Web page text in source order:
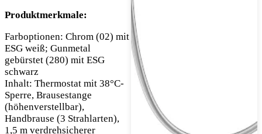
Produktmerkmale:
Farboptionen: Chrom (02) mit
ESG weiß; Gunmetal
gebürstet (280) mit ESG
schwarz
Inhalt: Thermostat mit 38°C-
Sperre, Brausestange
(höhenverstellbar),
Handbrause (3 Strahlarten),
1,5 m verdrehsicherer